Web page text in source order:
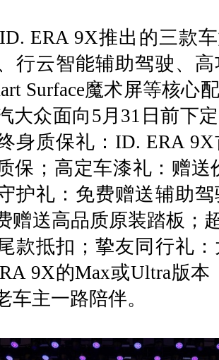
ID. ERA 9X推出的三款
行云智能辅助驾驶、
Surface魔术屏等核心
大众面向 5 月 31 日前下
身质保礼： ID. ERA 9X
保；高定车漆礼：赠送
护礼：免费赠送辅助
赠送高品质原装踏板；
款抵扣；挚友同行礼
9X的Max或Ultra版本
车主一路陪伴。